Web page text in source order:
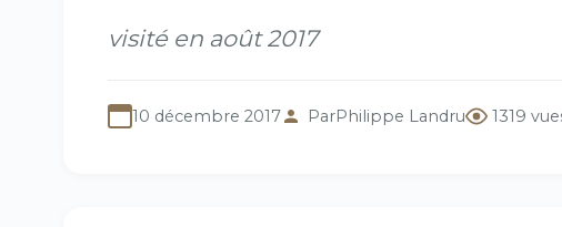
visité en août 2017
10 décembre 2017 ParPhilippe Landru 1319